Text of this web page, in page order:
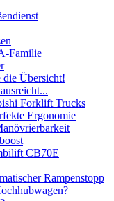
Familie
die Übersicht!
Forklift Trucks
Ergonomie
CB70E
Rampenstopp